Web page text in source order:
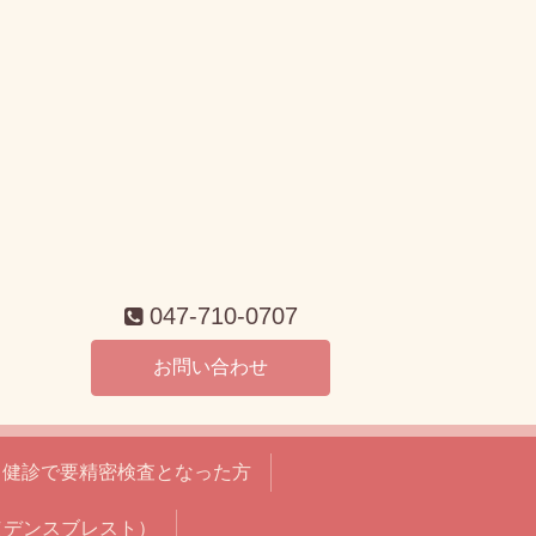
047-710-0707
お問い合わせ
健診で要精密検査となった方
ンスブレスト）